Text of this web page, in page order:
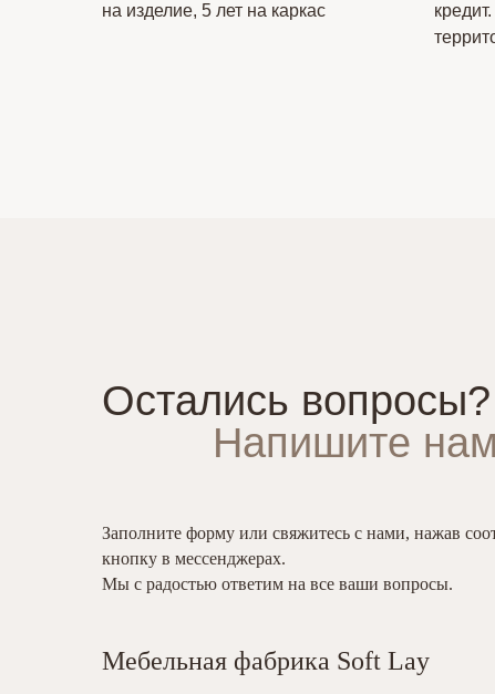
на изделие, 5 лет на каркас
Остались вопросы?
Напишите
Заполните форму или свяжитесь с нами, нажав
кнопку в мессенджерах.
Мы с радостью ответим на все ваши вопросы.
Мебельная фабрика Soft Lay